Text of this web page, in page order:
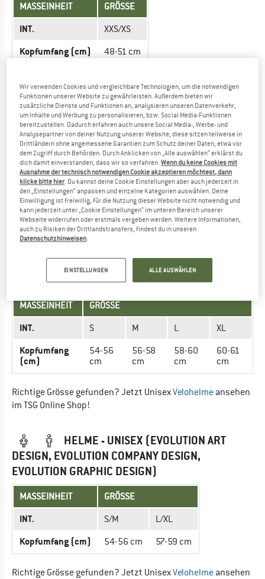
MASSEINHEIT GRÖSSE
INT. XXS/XS
Kopfumfang (cm) 48-51 cm
Richtige Grösse gefunden? Jetzt KinderVelohelmeansehen
im TSG Online Shop!
HELME - KINDER (KID'S STATEN JUNIOR)
MASSEINHEIT GRÖSSE
INT. XXS XS
Kopfumfang (cm) 49-51 cm 52-53 cm
Richtige Grösse gefunden? Jetzt KinderVelohelme
im TSG Online Shop!
HELME - UNISEX (ADVANCE)
MASSEINHEIT GRÖSSE
INT. S M L XL
Kopfumfang
(cm)
54-56
cm
56-58
cm
58-60
cm
60-61
cm
Richtige Grösse gefunden? Jetzt UnisexVelohelme ansehen
im TSG Online Shop!
HELME - UNISEX (EVOLUTION ART
DESIGN, EVOLUTION COMPANY DESIGN,
EVOLUTION GRAPHIC DESIGN)
MASSEINHEIT GRÖSSE
INT. S/M L/XL
Kopfumfang (cm) 54-56 cm 57-59 cm
Richtige Grösse gefunden? Jetzt UnisexVelohelme ansehen
Wir verwenden Cookies und vergleichbare Technologien, um die notwendigen
Funktionen unserer Website zu gewährleisten. Außerdem bieten wir
zusätzliche Dienste und Funktionen an, analysieren unseren Datenverkehr,
um Inhalte und Werbung zu personalisieren, bzw. Social Media-Funktionen
bereitzustellen. Dadurch erfahren auch unsere Social Media-, Werbe- und
Analysepartner von deiner Nutzung unserer Website; diese sitzen teilweise in
Drittländern ohne angemessene Garantien zum Schutz deiner Daten, etwa vor
dem Zugriff durch Behörden. Durch Anklicken von „Alle auswählen“ erklärst du
dich damit einverstanden, dass wir so verfahren.Wenn du keine Cookies mit
Ausnahme der technisch notwendigen Cookie akzeptieren möchtest, dann
klicke bitte hier . Du kannst deine Cookie Einstellungen aber auch jederzeit in
den „Einstellungen“ anpassen und einzelne Kategorien auswählen. Deine
Einwilligung ist freiwillig, für die Nutzung dieser Website nicht notwendig und
kann jederzeit unter „Cookie Einstellungen“ im unteren Bereich unserer
Webseite widerrufen oder erstmals vergeben werden. Weitere Informationen,
auch zu Risiken der Drittlandstransfers, findest du in unseren
Datenschutzhinweisen
EINSTELLUNGEN ALLE AUSWÄHLEN